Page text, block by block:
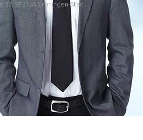
33, 9723JA Groningen-Stad